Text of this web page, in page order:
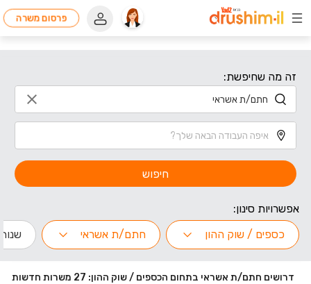
פרסום משרה
זה מה שחיפשת:
חיפוש
אפשרויות סינון:
כספים / שוק ההון
חתם/ת אשראי שנות
דרושים חתם/ת אשראי בתחום הכספים / שוק ההון: 27 משרות חדשות